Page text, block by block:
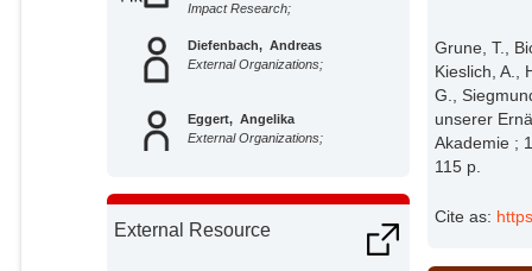
Impact Research;
Diefenbach, Andreas
External Organizations;
Eggert, Angelika
External Organizations;
Grüters-Kieslich, Annette
External Resource
Grune, T.,
Kieslich, A.,
G.,
unserer
Akademie ;
115 p.
Cite as: